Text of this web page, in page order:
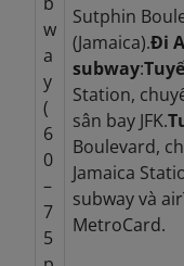
w
a
y
(
6
0
–
7
5
Sutphin
(Jamaica).Đi
subway:
Station,
sân bay JFK.
Boulevard,
Jamaica
subway và
MetroCard.